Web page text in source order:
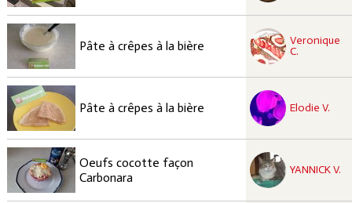
Pâte à crêpes à la bière
Veronique
C.
recette approuvées
Pâte à crêpes à la bière Elodie V.
recette approuvées
Oeufs cocotte façon
Carbonara
YANNICK V.
recette à tester